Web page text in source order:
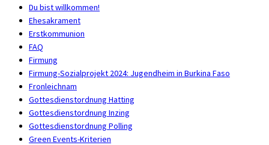
Du bist willkommen!
Ehesakrament
Erstkommunion
FAQ
Firmung
Firmung-Sozialprojekt 2024: Jugendheim in Burkina Faso
Fronleichnam
Gottesdienstordnung Hatting
Gottesdienstordnung Inzing
Gottesdienstordnung Polling
Green Events-Kriterien